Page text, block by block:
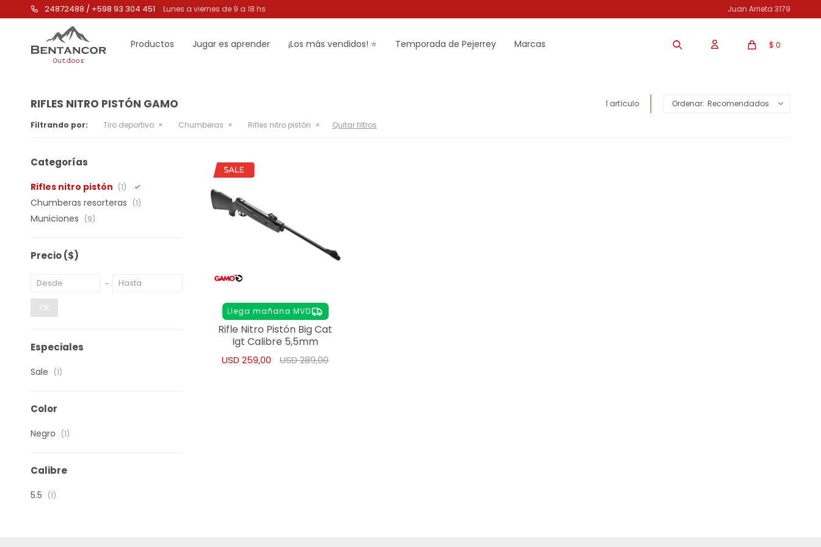
Productos Jugar es aprender ¡Los más vendidos! ⭐ Temporada de Pejerrey Marcas $ 0
24872488 / +598 93 304 451 Lunes a viernes de 9 a 18 hs Juan Arrieta 3179
RIFLES NITRO PISTÓN GAMO 1 artículo Recomendados
Filtrando por: Tiro deportivo Chumberas Rifles nitro pistón Quitar filtros
Llega mañana MVD
Rifle Nitro Pistón Big Cat
Igt Calibre 5,5mm
USD 259,00 USD289,00
Categorías
Rifles nitro pistón (1)
Chumberas resorteras (1)
Municiones (9)
Precio($)
OK
Especiales
Sale (1)
Color
Negro (1)
Calibre
5.5 (1)